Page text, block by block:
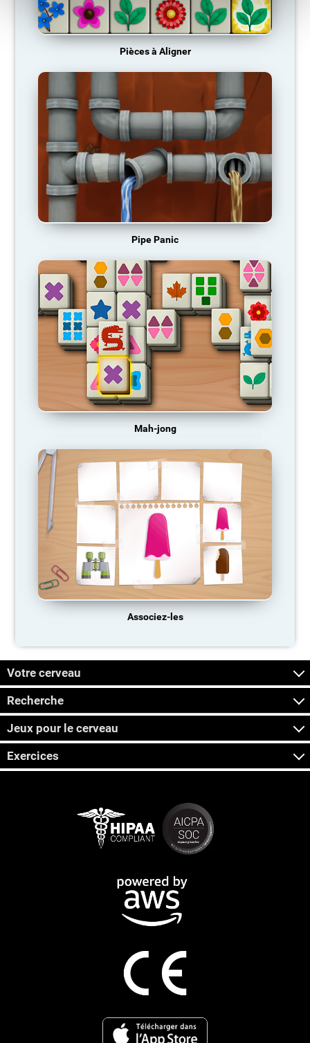
Pièces à Aligner
Pipe Panic
Mah-jong
Associez-les
Votre cerveau
Recherche
Jeux pour le cerveau
Exercices